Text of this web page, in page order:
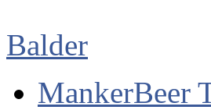
Balder
MankerBeer